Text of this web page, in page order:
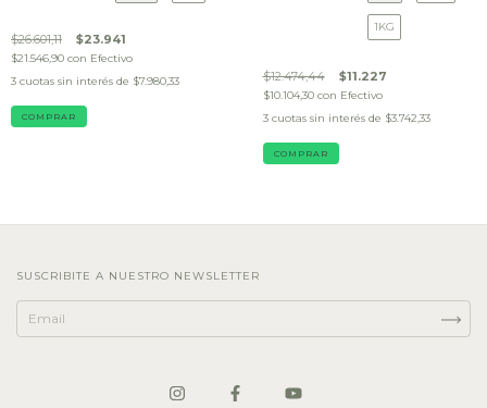
$26.601,11 $23.941
$21.546,90 con Efectivo
3 cuotas sin interés de $7.980,33
COMPRAR
1KG
$12.474,44 $11.227
$10.104,30 con Efectivo
3 cuotas sin interés de $3.742,33
COMPRAR
SUSCRIBITE A NUESTRO NEWSLETTER